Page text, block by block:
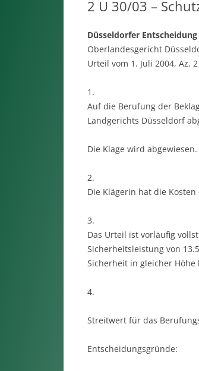
2 U 30/03 –
Düsseldorfer Entscheidung
Oberlandesgericht
Urteil vom 1. Juli 2004, Az.
1.
Auf die Berufung der
Landgerichts Düsseldorf
Die Klage wird abgewiesen.
2.
Die Klägerin hat die
3.
Das Urteil ist vorläufig
Sicherheitsleistung von
Sicherheit in gleicher Höhe
4.
Streitwert für das
Entscheidungsgründe: